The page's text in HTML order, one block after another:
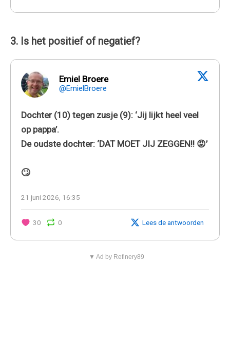
3. Is het positief of negatief?
Emiel Broere
@EmielBroere
Dochter (10) tegen zusje (9): ‘Jij lijkt heel veel
op pappa’.
De oudste dochter: ‘DAT MOET JIJ ZEGGEN!! 😡’
🙄
21 juni 2026, 16:35
30 0 Lees de antwoorden
▼ Ad by Refinery89